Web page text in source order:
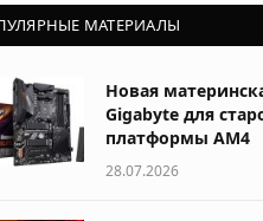
МАТЕРИАЛЫ
Новая
Gigabyte для
платформы AM4
28.07.2026